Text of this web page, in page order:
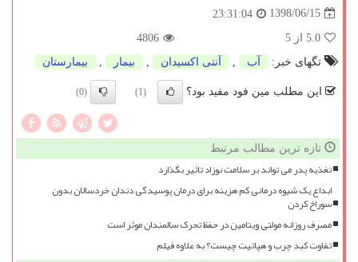
1398/06/15
23:31:04
5.0 از 5
4806
تگهای خبر:
آب آنتی اكسیدان بیمار بیمارستان
این مطلب مین فود مفید بود؟ (1)
(0)
تازه ترین مطالب مرتبط
تغذیه پدر می تواند بر سلامت نوزاد تاثیر بگذارد
ابداع یک شیوه درمانی کم هزینه برای درمان پوسیدگی دندان خردسالان بدون
سوراخ کردن
مصرف روزانه مولتی ویتامین در حفظ تحرک سالمندان موثر است
تفاوت کبد چرب و هپاتیت چیست؟ به علاوه فیلم